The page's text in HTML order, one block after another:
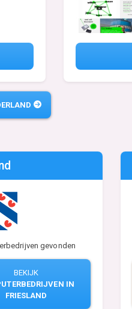
gevonden
BEKIJK
IN
FRIESLAND